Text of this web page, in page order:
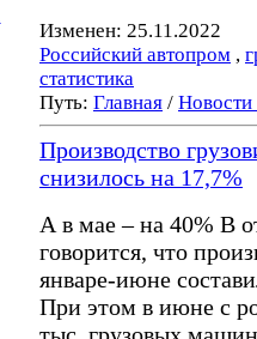
Изменен: 25.11.2022
Российский автопром ,
статистика
Путь: Главная /
Производство
снизилось на 17,7%
А в мае – на 40% В
говорится, что
январе-июне
При этом в июне с